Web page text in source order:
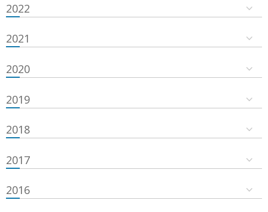
2022
2021
2020
2019
2018
2017
2016